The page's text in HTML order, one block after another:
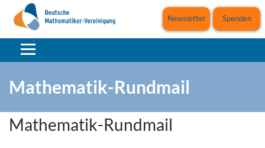
Spenden
Newsletter
Mathematik-Rundmail
Mathematik-Rundmail